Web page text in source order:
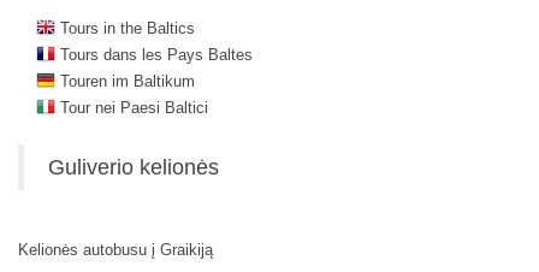
Tours in the Baltics
Tours dans les Pays Baltes
Touren im Baltikum
Tour nei Paesi Baltici
Guliverio kelionės
Kelionės autobusu į Graikiją